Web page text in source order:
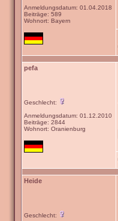
Anmeldungsdatum: 01.04.2018
Beiträge: 589
Wohnort: Bayern
pefa
Geschlecht:
Anmeldungsdatum: 01.12.2010
Beiträge: 2844
Wohnort: Oranienburg
Heide
Geschlecht: